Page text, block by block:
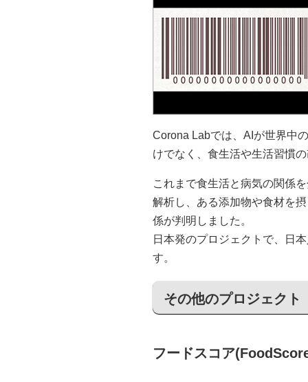
Corona Labでは、AIが世界中
けでなく、食生活や生活習慣
これまで食生活と病気の関係
解析し、ある添加物や食材を
係が判明しました。
日本発のプロジェクトで、日
す。
その他のプロジェクト
フードスコア